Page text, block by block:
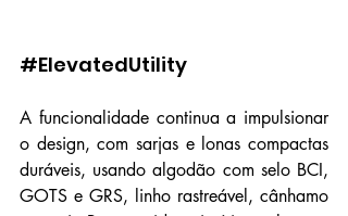
#ElevatedUtility
A funcionalidade continua a impulsionar
o design, com sarjas e lonas compactas
duráveis, usando algodão com selo BCI,
GOTS e GRS, linho rastreável, cânhamo